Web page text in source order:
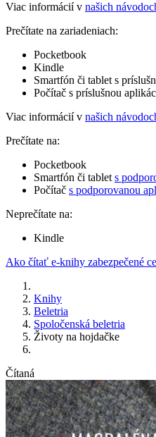
Viac informácií v našich
Prečítate na zariadeniach:
Pocketbook
Kindle
Smartfón či tablet s
Počítač s príslušnou
Viac informácií v našich
Prečítate na:
Pocketbook
Smartfón či tablet s
Počítač s podporovanou
Neprečítate na:
Kindle
Ako čítať e-knihy zabezpečené
Knihy
Beletria
Spoločenská beletria
Životy na hojdačke
Čítaná